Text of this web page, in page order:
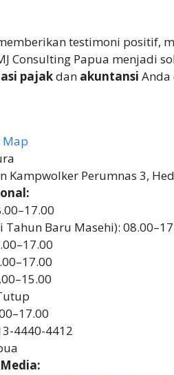
testimoni positif,
Consulting Papua menjadi
pajakdan akuntansi Anda
Map
Kampwolker Perumnas 3,
Tahun Baru Masehi):
4440-4412